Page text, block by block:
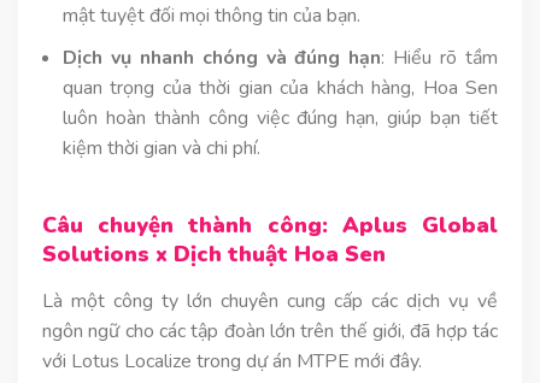
mật tuyệt đối mọi thông tin của bạn.
Dịch vụ nhanh chóng và đúng hạn: Hiểu rõ tầm
quan trọng của thời gian của khách hàng, Hoa Sen
luôn hoàn thành công việc đúng hạn, giúp bạn tiết
kiệm thời gian và chi phí.
Câu chuyện thành công: Aplus Global
Solutions x Dịch thuật Hoa Sen
Là một công ty lớn chuyên cung cấp các dịch vụ về
ngôn ngữ cho các tập đoàn lớn trên thế giới, đã hợp tác
với Lotus Localize trong dự án MTPE mới đây.